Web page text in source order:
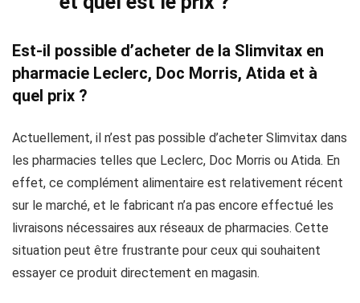
Est-il possible d’acheter de la Slimvitax en
pharmacie Leclerc, Doc Morris, Atida et à
quel prix ?
Actuellement, il n’est pas possible d’acheter Slimvitax dans
les pharmacies telles que Leclerc, Doc Morris ou Atida. En
effet, ce complément alimentaire est relativement récent
sur le marché, et le fabricant n’a pas encore effectué les
livraisons nécessaires aux réseaux de pharmacies. Cette
situation peut être frustrante pour ceux qui souhaitent
essayer ce produit directement en magasin.